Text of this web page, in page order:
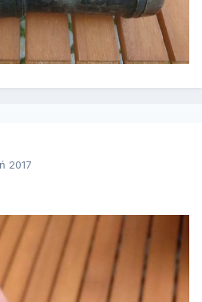
2017